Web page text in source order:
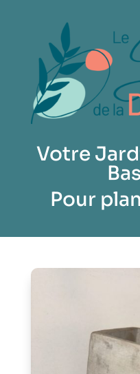
Votre
Pour